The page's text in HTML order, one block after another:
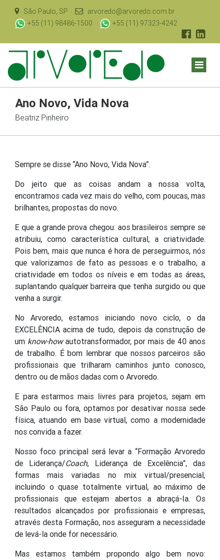
São Paulo, SP
arvoredo@arvoredo.com.br
+55 (11) 98486-1500
+55 (11) 97323-4242
Ano Novo, Vida Nova
Beatriz Pinheiro
Sempre se disse “Ano Novo, Vida Nova”.
Do jeito que as coisas andam a nossa volta,
encontramos cada vez mais do velho, com poucas, mas
brilhantes, propostas do novo.
E que a grande prova chegou: aos brasileiros sempre se
atribuiu, como característica cultural, a criatividade.
Pois bem, mais que nunca é hora de perseguirmos, nós
que valorizamos de fato as pessoas e o trabalho, a
criatividade em todos os níveis e em todas as áreas,
suplantando qualquer barreira que tenha surgido ou que
venha a surgir.
No Arvoredo, estamos iniciando novo ciclo, o da
EXCELÊNCIA acima de tudo, depois da construção de
um know-howautotransformador, por mais de 40 anos
de trabalho. É bom lembrar que nossos parceiros são
profissionais que trilharam caminhos junto conosco,
dentro ou de mãos dadas com o Arvoredo.
E para estarmos mais livres para projetos, sejam em
São Paulo ou fora, optamos por desativar nossa sede
física, atuando em base virtual, como a modernidade
nos convida a fazer.
Nosso foco principal será levar a “Formação Arvoredo
de Liderança/Coach, Liderança de Excelência”, das
formas mais variadas no mix virtual/presencial,
incluindo o quase totalmente virtual, ao máximo de
profissionais que estejam abertos a abraçá-Ia. Os
resultados alcançados por profissionais e empresas,
através desta Formação, nos asseguram a necessidade
de levá-la onde for necessário.
Mas estamos também propondo algo bem novo: